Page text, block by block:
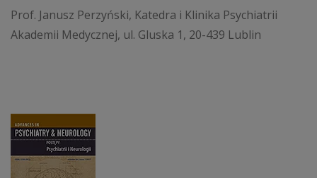
Prof. Janusz Perzyński, Katedra i Klinika Psychiatrii
Akademii Medycznej, ul. Gluska 1, 20-439 Lublin